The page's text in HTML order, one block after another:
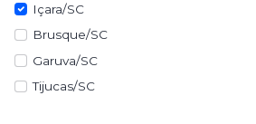
Içara/SC
Brusque/SC
Garuva/SC
Tijucas/SC